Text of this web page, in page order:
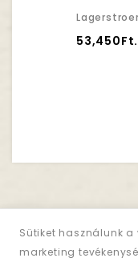
Sütiket használunk
marketing
53,450Ft.